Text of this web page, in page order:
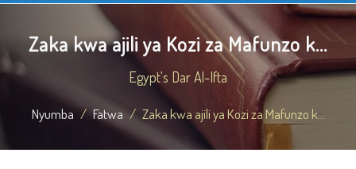
Zaka kwa ajili ya Kozi za Mafunzo k...
Egypt's Dar Al-Ifta
Nyumba Fatwa Zaka kwa ajili ya Kozi za Mafunzo k...